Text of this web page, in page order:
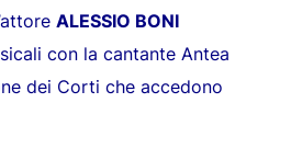
ALESSIO BONI
con la cantante Antea
dei Corti che accedono